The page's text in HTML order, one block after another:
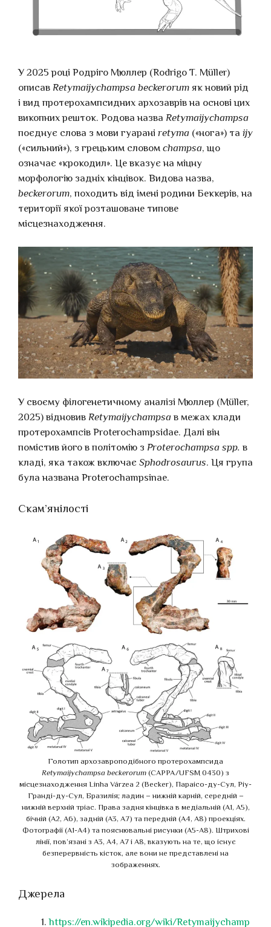
У 2025 році Родріго Мюллер (Rodrigo T. Müller)
описав Retymaijychampsa beckerorum як новий рід
і вид протерохампсидних архозаврів на основі цих
викопних решток. Родова назва Retymaijychampsa
поєднує слова з мови гуарані retyma («нога») та ijy
(«сильний»), з грецьким словом champsa, що
означає «крокодил». Це вказує на міцну
морфологію задніх кінцівок. Видова назва,
beckerorum, походить від імені родини Беккерів, на
території якої розташоване типове
місцезнаходження.
У своєму філогенетичному аналізі Мюллер (Müller,
2025) відновив Retymaijychampsaв межах клади
протерохампсів Proterochampsidae. Далі він
помістив його в політомію з Proterochampsa spp. в
кладі, яка також включає Sphodrosaurus. Ця група
була названа Proterochampsinae.
Скам’янілості
Голотип архозавроподібного протерохампсида
Retymaijychampsa beckerorum (CAPPA/UFSM 0430) з
місцезнаходження Linha Várzea 2 (Becker), Параісо-ду-Сул, Ріу-
Гранді-ду-Сул, Бразилія; ладин – нижній карній, середній –
нижній верхній тріас. Права задня кінцівка в медіальній (A1, A5),
бічній (A2, A6), задній (A3, A7) та передній (A4, A8) проекціях.
Фотографії (A1-A4) та пояснювальні рисунки (A5-A8). Штрихові
лінії, пов’язані з А3, А4, А7 і А8, вказують на те, що існує
безперервність кісток, але вони не представлені на
зображеннях.
Джерела
https://en.wikipedia.org/wiki/Retymaijychamp